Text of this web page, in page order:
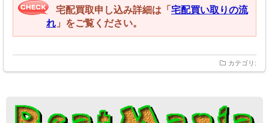
宅配買取申し込み詳細は「 宅配買い取りの流
れ 」をご覧ください。
カテゴリ: